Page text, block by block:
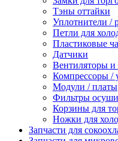
Тэны оттайки
Уплотнители /
Петли для
Пластиковые
Датчики
Вентиляторы
Компрессоры /
Модули / платы
Фильтры
Корзины для
Ножки для
Запчасти для